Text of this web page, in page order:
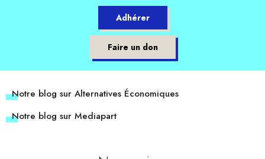
Adhérer
Faire un don
Notre blog sur Alternatives Économiques
Notre blog sur Mediapart